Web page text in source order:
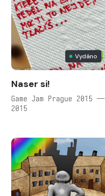
Vydáno
Naser si!
Game Jam Prague 2015 —
2015